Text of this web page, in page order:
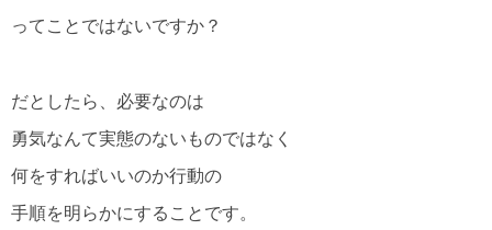
ってことではないですか？
だとしたら、必要なのは
勇気なんて実態のないものではなく
何をすればいいのか行動の
手順を明らかにすることです。